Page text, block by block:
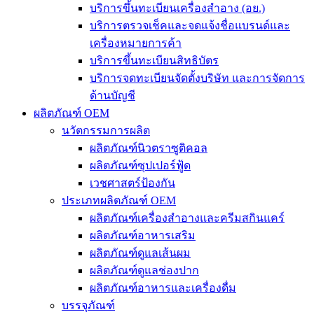
บริการขึ้นทะเบียนเครื่องสำอาง (อย.)
บริการตรวจเช็คและจดแจ้งชื่อแบรนด์และ
เครื่องหมายการค้า
บริการขึ้นทะเบียนสิทธิบัตร
บริการจดทะเบียนจัดตั้งบริษัท และการจัดการ
ด้านบัญชี
ผลิตภัณฑ์ OEM
นวัตกรรมการผลิต
ผลิตภัณฑ์นิวตราซูติคอล
ผลิตภัณฑ์ซุปเปอร์ฟู้ด
เวชศาสตร์ป้องกัน
ประเภทผลิตภัณฑ์ OEM
ผลิตภัณฑ์เครื่องสำอางและครีมสกินแคร์
ผลิตภัณฑ์อาหารเสริม
ผลิตภัณฑ์ดูแลเส้นผม
ผลิตภัณฑ์ดูแลช่องปาก
ผลิตภัณฑ์อาหารและเครื่องดื่ม
บรรจุภัณฑ์